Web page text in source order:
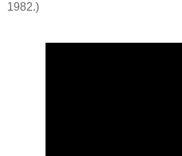
1982.)